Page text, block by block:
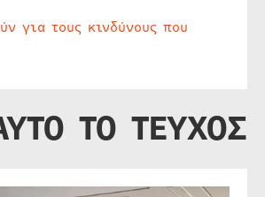
για τους κινδύνους που
ΤΟ ΤΕΥΧΟΣ